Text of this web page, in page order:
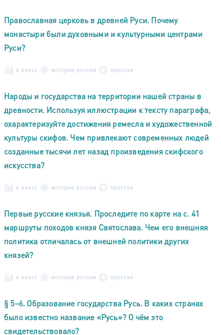
Православная церковь в древней Руси. Почему
монастыри были духовными и культурными центрами
Руси?
6 класс история россии простая
Народы и государства на территории нашей страны в
древности. Используя иллюстрации к тексту параграфа,
охарактеризуйте достижения ремесла и художественной
культуры скифов. Чем привлекают современных людей
созданные тысячи лет назад произведения скифского
искусства?
6 класс история россии простая
Первые русские князья. Проследите по карте на с. 41
маршруты походов князя Святослава. Чем его внешняя
политика отличалась от внешней политики других
князей?
6 класс история россии простая
§ 5–6. Образование государства Русь. В каких странах
было известно название «Русь»? О чём это
свидетельствовало?